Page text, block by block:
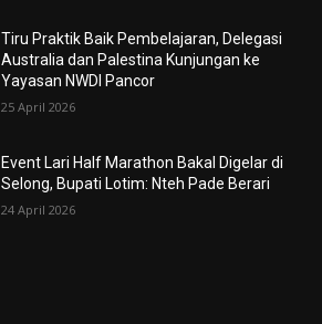
Tiru Praktik Baik Pembelajaran, Delegasi
Australia dan Palestina Kunjungan ke
Yayasan NWDI Pancor
25 April 2026
Event Lari Half Marathon Bakal Digelar di
Selong, Bupati Lotim: Nteh Pade Berari
24 April 2026